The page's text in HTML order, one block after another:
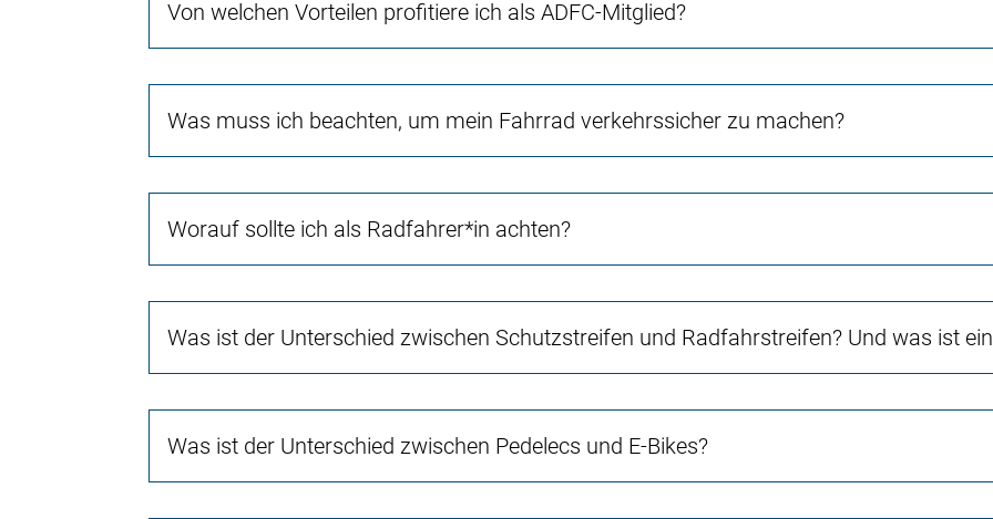
Von welchen Vorteilen profitiere ich als ADFC-Mitglied?
Was muss ich beachten, um mein Fahrrad verkehrssicher zu machen?
Worauf sollte ich als Radfahrer*in achten?
Was ist der Unterschied zwischen Schutzstreifen und Radfahrstreifen? Und was ist
Was ist der Unterschied zwischen Pedelecs und E-Bikes?